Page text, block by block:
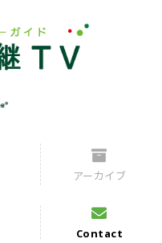
アーカイブ
Contact